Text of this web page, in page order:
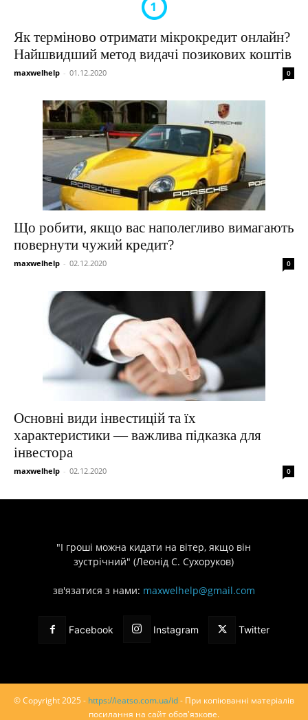
Як терміново отримати мікрокредит онлайн?
Найшвидший метод видачі позикових коштів
maxwelhelp - 01.12.2020 0
Що робити, якщо вас наполегливо вимагають
повернути чужий кредит?
maxwelhelp - 02.12.2020 0
Основні види інвестицій та їх
характеристики — важлива підказка для
інвестора
maxwelhelp - 02.12.2020 0
"І гроші можна кидати на вітер, якщо він
зустрічний" (Леонід С. Сухоруков)
зв'язатися з нами: maxwelhelp@gmail.com
Facebook Instagram Twitter
© Copyright 2025 - https://ieatso.com.ua/id- При копіюванні матеріалів
посилання на сайт обов'язкове.